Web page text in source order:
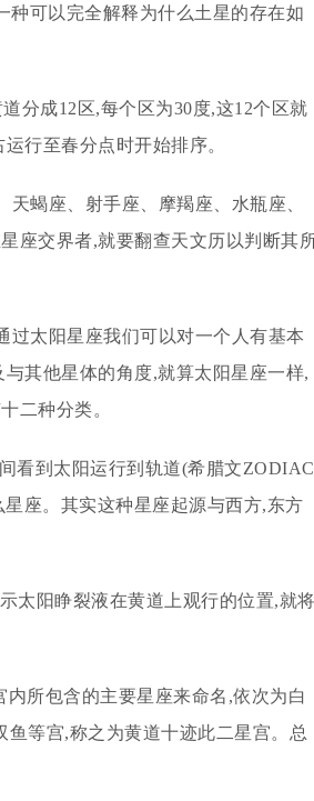
种可以完全解释为什么土星的存在如
分成12区,每个区为30度,这12个区就
行至春分点时开始排序。
蝎座、射手座、摩羯座、水瓶座、
座交界者,就要翻查天文历以判断其
过太阳星座我们可以对一个人有基本
其他星体的角度,就算太阳星座一样,
二种分类。
看到太阳运行到轨道(希腊文
座。其实这种星座起源与西方,东方
太阳睁裂液在黄道上观行的位置,就将
内所包含的主要星座来命名,依次为白
等宫,称之为黄道十迹此二星宫。总